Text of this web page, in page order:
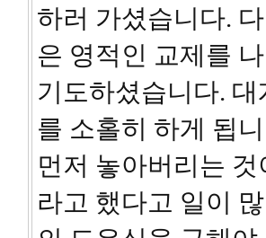
하러 가셨습니다.
은 영적인 교제를
기도하셨습니다.
를 소홀히 하게 됩
먼저 놓아버리는
라고 했다고 일이